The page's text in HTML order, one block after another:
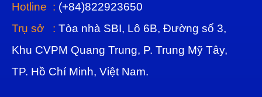
Hotline : (+84)822923650
Trụ sở : Tòa nhà SBI, Lô 6B, Đường số 3,
Khu CVPM Quang Trung, P. Trung Mỹ Tây,
TP. Hồ Chí Minh, Việt Nam.